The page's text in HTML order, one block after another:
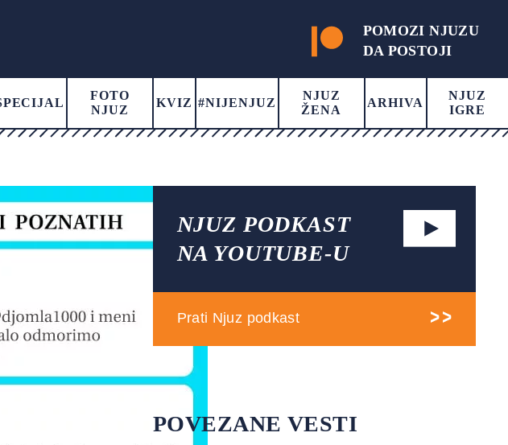
POMOZI NJUZU
DA POSTOJI
FOTO
NJUZ
KVIZ #NIJENJUZ
NJUZ
ŽENA
ARHIVA
NJUZ
IGRE
NJUZ PODKAST
NA YOUTUBE-U
Prati Njuz podkast
POVEZANE VESTI